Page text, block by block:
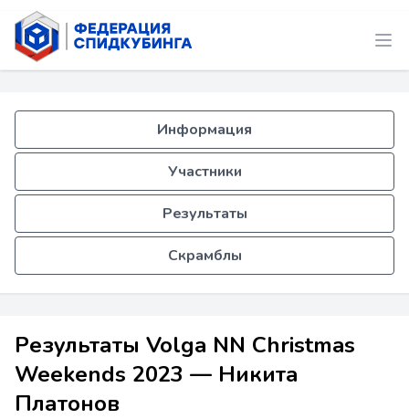
Информация
Участники
Результаты
Скрамблы
Результаты Volga NN Christmas
Weekends 2023 — Никита
Платонов